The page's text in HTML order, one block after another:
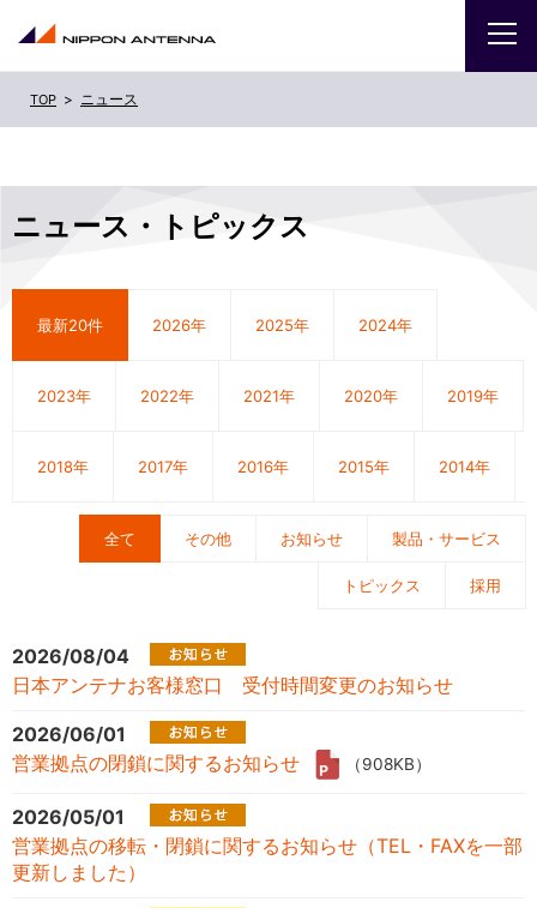
ニュース
ニュース・トピックス
最新20件 2026年 2025年 2024年
2023年 2022年 2021年 2020年 2019年
2018年 2017年 2016年 2015年 2014年
全て その他 お知らせ 製品・サービス
トピックス 採用
2026/08/04
日本アンテナお客様窓口 受付時間変更のお知らせ
2026/06/01
営業拠点の閉鎖に関するお知らせ
（908KB）
2026/05/01
営業拠点の移転・閉鎖に関するお知らせ（TEL・FAXを一部
更新しました）
ニュース
商品・サービス
お問い合わせ
サイトマップ ENGLISH